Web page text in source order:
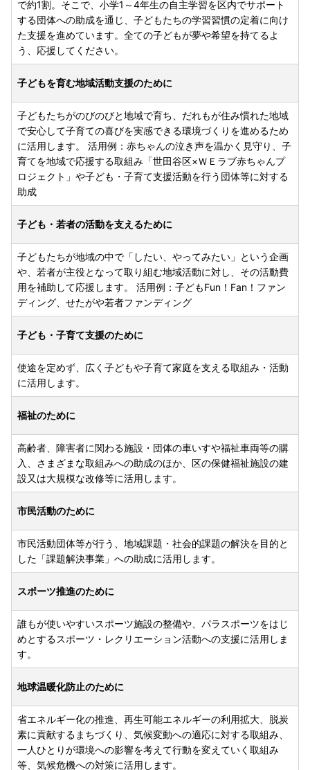
で約1割。そこで、小学1～4年生の自主学習を区内でサポート
する団体への助成を通じ、子どもたちの学習習慣の定着に向け
た支援を進めています。全ての子どもが夢や希望を持てるよ
う、応援してください。
子どもを育む地域活動支援のために
子どもたちがのびのびと地域で育ち、だれもが住み慣れた地域
で安心して子育ての喜びを実感できる環境づくりを進めるため
に活用します。 活用例：赤ちゃんの泣き声を温かく見守り、子
育てを地域で応援する取組み「世田谷区×ＷＥラブ赤ちゃんプ
ロジェクト」や子ども・子育て支援活動を行う団体等に対する
助成
子ども・若者の活動を支えるために
子どもたちが地域の中で「したい、やってみたい」という企画
や、若者が主役となって取り組む地域活動に対し、その活動費
用を補助して応援します。 活用例：子どもFun！Fan！ファン
ディング、せたがや若者ファンディング
子ども・子育て支援のために
使途を定めず、広く子どもや子育て家庭を支える取組み・活動
に活用します。
福祉のために
高齢者、障害者に関わる施設・団体の車いすや福祉車両等の購
入、さまざまな取組みへの助成のほか、区の保健福祉施設の建
設又は大規模な改修等に活用します。
市民活動のために
市民活動団体等が行う、地域課題・社会的課題の解決を目的と
した「課題解決事業」への助成に活用します。
スポーツ推進のために
誰もが使いやすいスポーツ施設の整備や、パラスポーツをはじ
めとするスポーツ・レクリエーション活動への支援に活用しま
す。
地球温暖化防止のために
省エネルギー化の推進、再生可能エネルギーの利用拡大、脱炭
素に貢献するまちづくり、気候変動への適応に対する取組み、
一人ひとりが環境への影響を考えて行動を変えていく取組み
等、気候危機への対策に活用します。